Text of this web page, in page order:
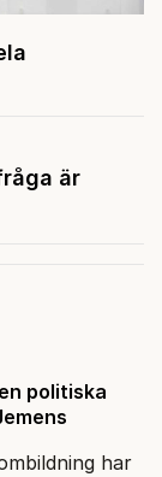
är
politiska
har